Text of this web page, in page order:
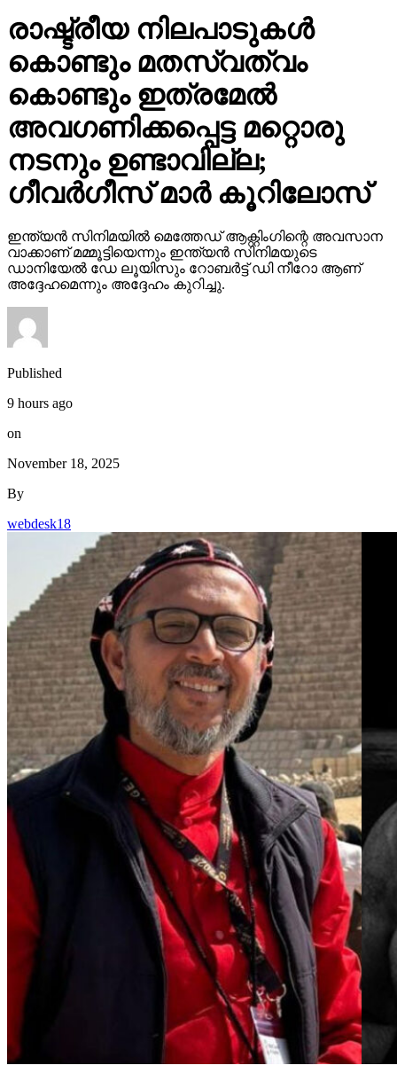
രാഷ്ട്രീയ നിലപാടുകള്‍
കൊണ്ടും മതസ്വത്വം
കൊണ്ടും ഇത്രമേല്‍
അവഗണിക്കപ്പെട്ട മറ്റൊരു
നടനും ഉണ്ടാവില്ല;
ഗീവര്‍ഗീസ് മാര്‍ കൂറിലോസ്
ഇന്ത്യന്‍ സിനിമയില്‍ മെത്തേഡ് ആക്റ്റിംഗിന്റെ അവസാന
വാക്കാണ് മമ്മൂട്ടിയെന്നും ഇന്ത്യന്‍ സിനിമയുടെ
ഡാനിയേല്‍ ഡേ ലൂയിസും റോബര്‍ട്ട് ഡി നീറോ ആണ്
അദ്ദേഹമെന്നും അദ്ദേഹം കുറിച്ചു.
Published
9 hours ago
on
November 18, 2025
By
webdesk18